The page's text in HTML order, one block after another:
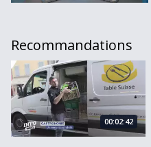
Recommandations
Un menu récup&#039; étoilé
00:02:42